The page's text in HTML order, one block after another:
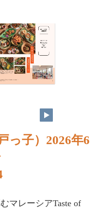
っ子）2026年6
マレーシアTaste of